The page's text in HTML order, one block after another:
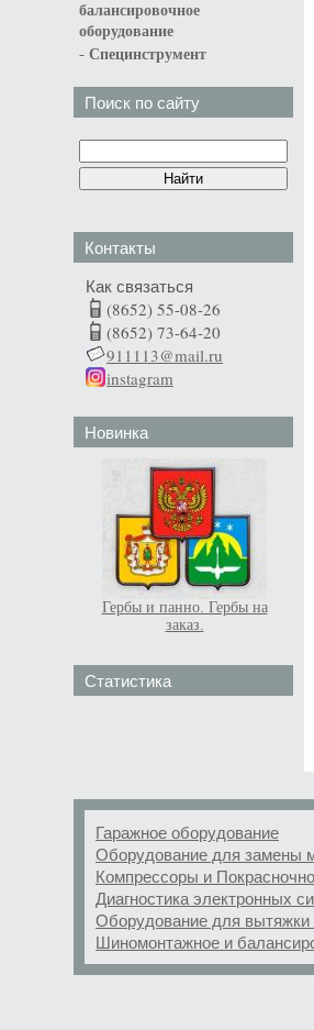
балансировочное
оборудование
- Специнструмент
Поиск по сайту
Контакты
Как связаться
(8652) 55-08-26
(8652) 73-64-20
911113@mail.ru
instagram
Новинка
Гербы и панно. Гербы на
заказ.
Статистика
Гаражное оборудование
Оборудование для замены
Компрессоры и
Диагностика электронных
Оборудование для вытяжки
Шиномонтажное и